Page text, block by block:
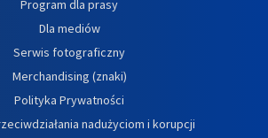
Program dla prasy
Dla mediów
Serwis fotograficzny
Merchandising (znaki)
Polityka Prywatności
nadużyciom i korupcji